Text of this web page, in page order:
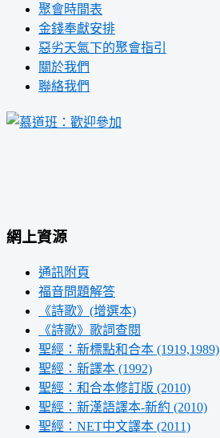
聚會時間表
金錢奉獻安排
惡劣天氣下的聚會指引
關於我們
聯絡我們
網上資源
通訊附頁
福音問題解答
《詩歌》(增選本)
《詩歌》歌詞查閱
聖經：新標點和合本 (1919,1989)
聖經：新譯本 (1992)
聖經：和合本修訂版 (2010)
聖經：新漢語譯本-新約 (2010)
聖經：NET中文譯本 (2011)